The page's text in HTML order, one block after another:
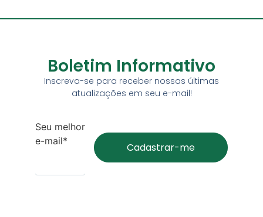
Boletim Informativo
Inscreva-se para receber nossas últimas
atualizações em seu e-mail!
Seu melhor
e-mail*